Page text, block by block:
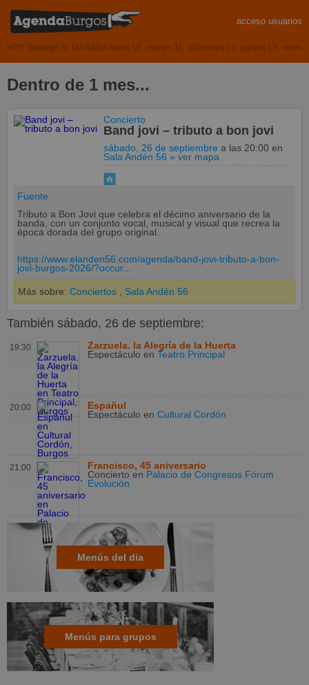
acceso usuarios
HOY domingo 9 MAÑANA lunes 10 martes 11 miércoles 12 jueves 13
Dentro de 1 mes...
Concierto
Band jovi – tributo a bon jovi
sábado, 26 de septiembre a las 20:00en
Sala Andén 56 » ver mapa
Fuente
Tributo a Bon Jovi que celebra el décimo aniversario de la
banda, con un conjunto vocal, musical y visual que recrea la
época dorada del grupo original.
https://www.elanden56.com/agenda/band-jovi-tributo-a-bon-
jovi-burgos-2026/?occur...
Más sobre: Conciertos Sala Andén 56
También sábado, 26 de septiembre:
19:30
Zarzuela. la Alegría de la Huerta
Espectáculo en Teatro Principal
20:00
Españul
Espectáculo en Cultural Cordón
21:00
Francisco, 45 aniversario
Concierto en Palacio de Congresos Fórum
Evolución
Menús del dia
Menús para grupos